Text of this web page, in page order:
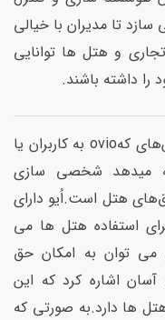
سازد تا مدیران با خیالی
و هتل ها توانایی
را داشته باشند.
یکی‌ از استاندارد‌ترین سرویس‌های کهovio به کاربران یا
میدهد شخصی‌ سازی
هتل است.اُیو دارای
استفاده هتل ها می
می توان به امکان حق
اشاره کرد که این
ها دارد.به صورتی که